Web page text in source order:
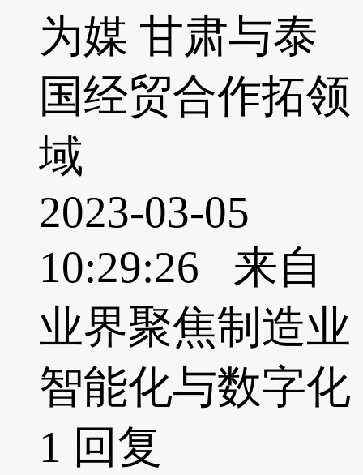
为媒 甘肃与泰
国经贸合作拓领
域
2023-03-05
10:29:26 来自
业界聚焦制造业
智能化与数字化
1 回复